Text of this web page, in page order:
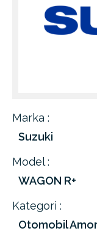
Marka :
Suzuki
Model :
WAGON R+
Kategori :
Otomobil